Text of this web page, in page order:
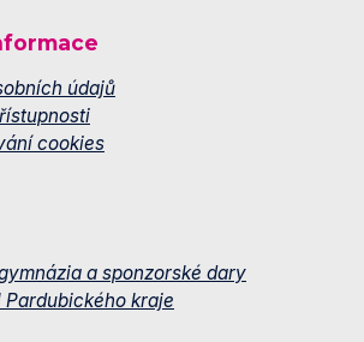
údajů
cookies
a sponzorské dary
kraje